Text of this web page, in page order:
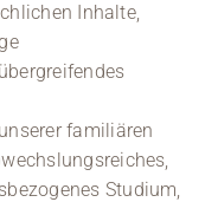
Inhalte,
familiären
Studium,